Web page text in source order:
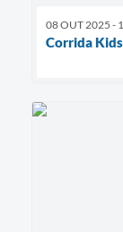
08 OUT 2025 -
Corrida